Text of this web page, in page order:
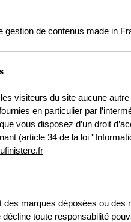
gestion de contenus made in
visiteurs du site aucune
en particulier par
vous disposez d’un droit
(article 34 de la loi
marques déposées ou des
toute responsabilité